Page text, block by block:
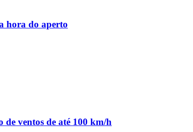
hora do aperto
de ventos de até 100 km/h